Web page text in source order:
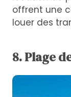
offrent une
louer des
8. Plage